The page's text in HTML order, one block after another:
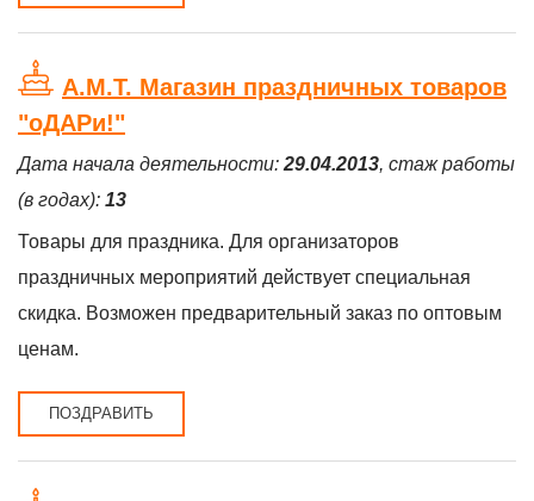
А.М.Т. Магазин праздничных товаров
"оДАРи!"
Дата начала деятельности: 29.04.2013, стаж работы
(в годах): 13
Товары для праздника. Для организаторов
праздничных мероприятий действует специальная
скидка. Возможен предварительный заказ по оптовым
ценам.
ПОЗДРАВИТЬ